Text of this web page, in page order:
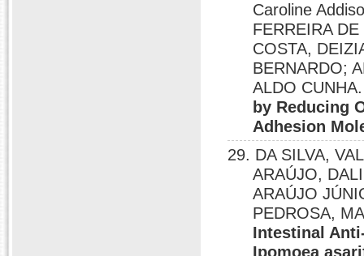
Caroline
FERREIRA
COSTA,
BERNARDO;
ALDO
by Reducing
Adhesion
29. DA SILVA,
ARAÚJO,
ARAÚJO
PEDROSA,
Intestinal
Ipomoea